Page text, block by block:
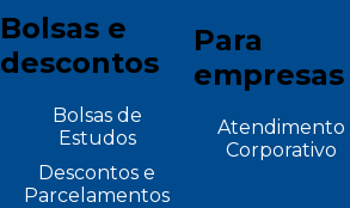
Bolsas e
descontos
Bolsas de
Estudos
Descontos e
Parcelamentos
Para
empresas
Atendimento
Corporativo